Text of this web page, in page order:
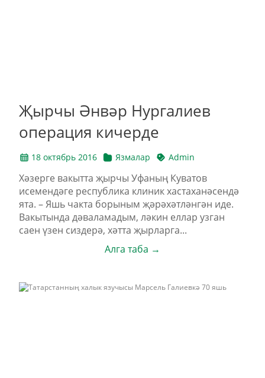
Җырчы Әнвәр Нургалиев
операция кичерде
18 октябрь 2016 Язмалар Admin
Хәзерге вакытта җырчы Уфаның Куватов
исемендәге республика клиник хастаханәсендә
ята. – Яшь чакта борыным җәрәхәтләнгән иде.
Вакытында дәваламадым, ләкин еллар узган
саен үзен сиздерә, хәтта җырларга...
Алга таба →